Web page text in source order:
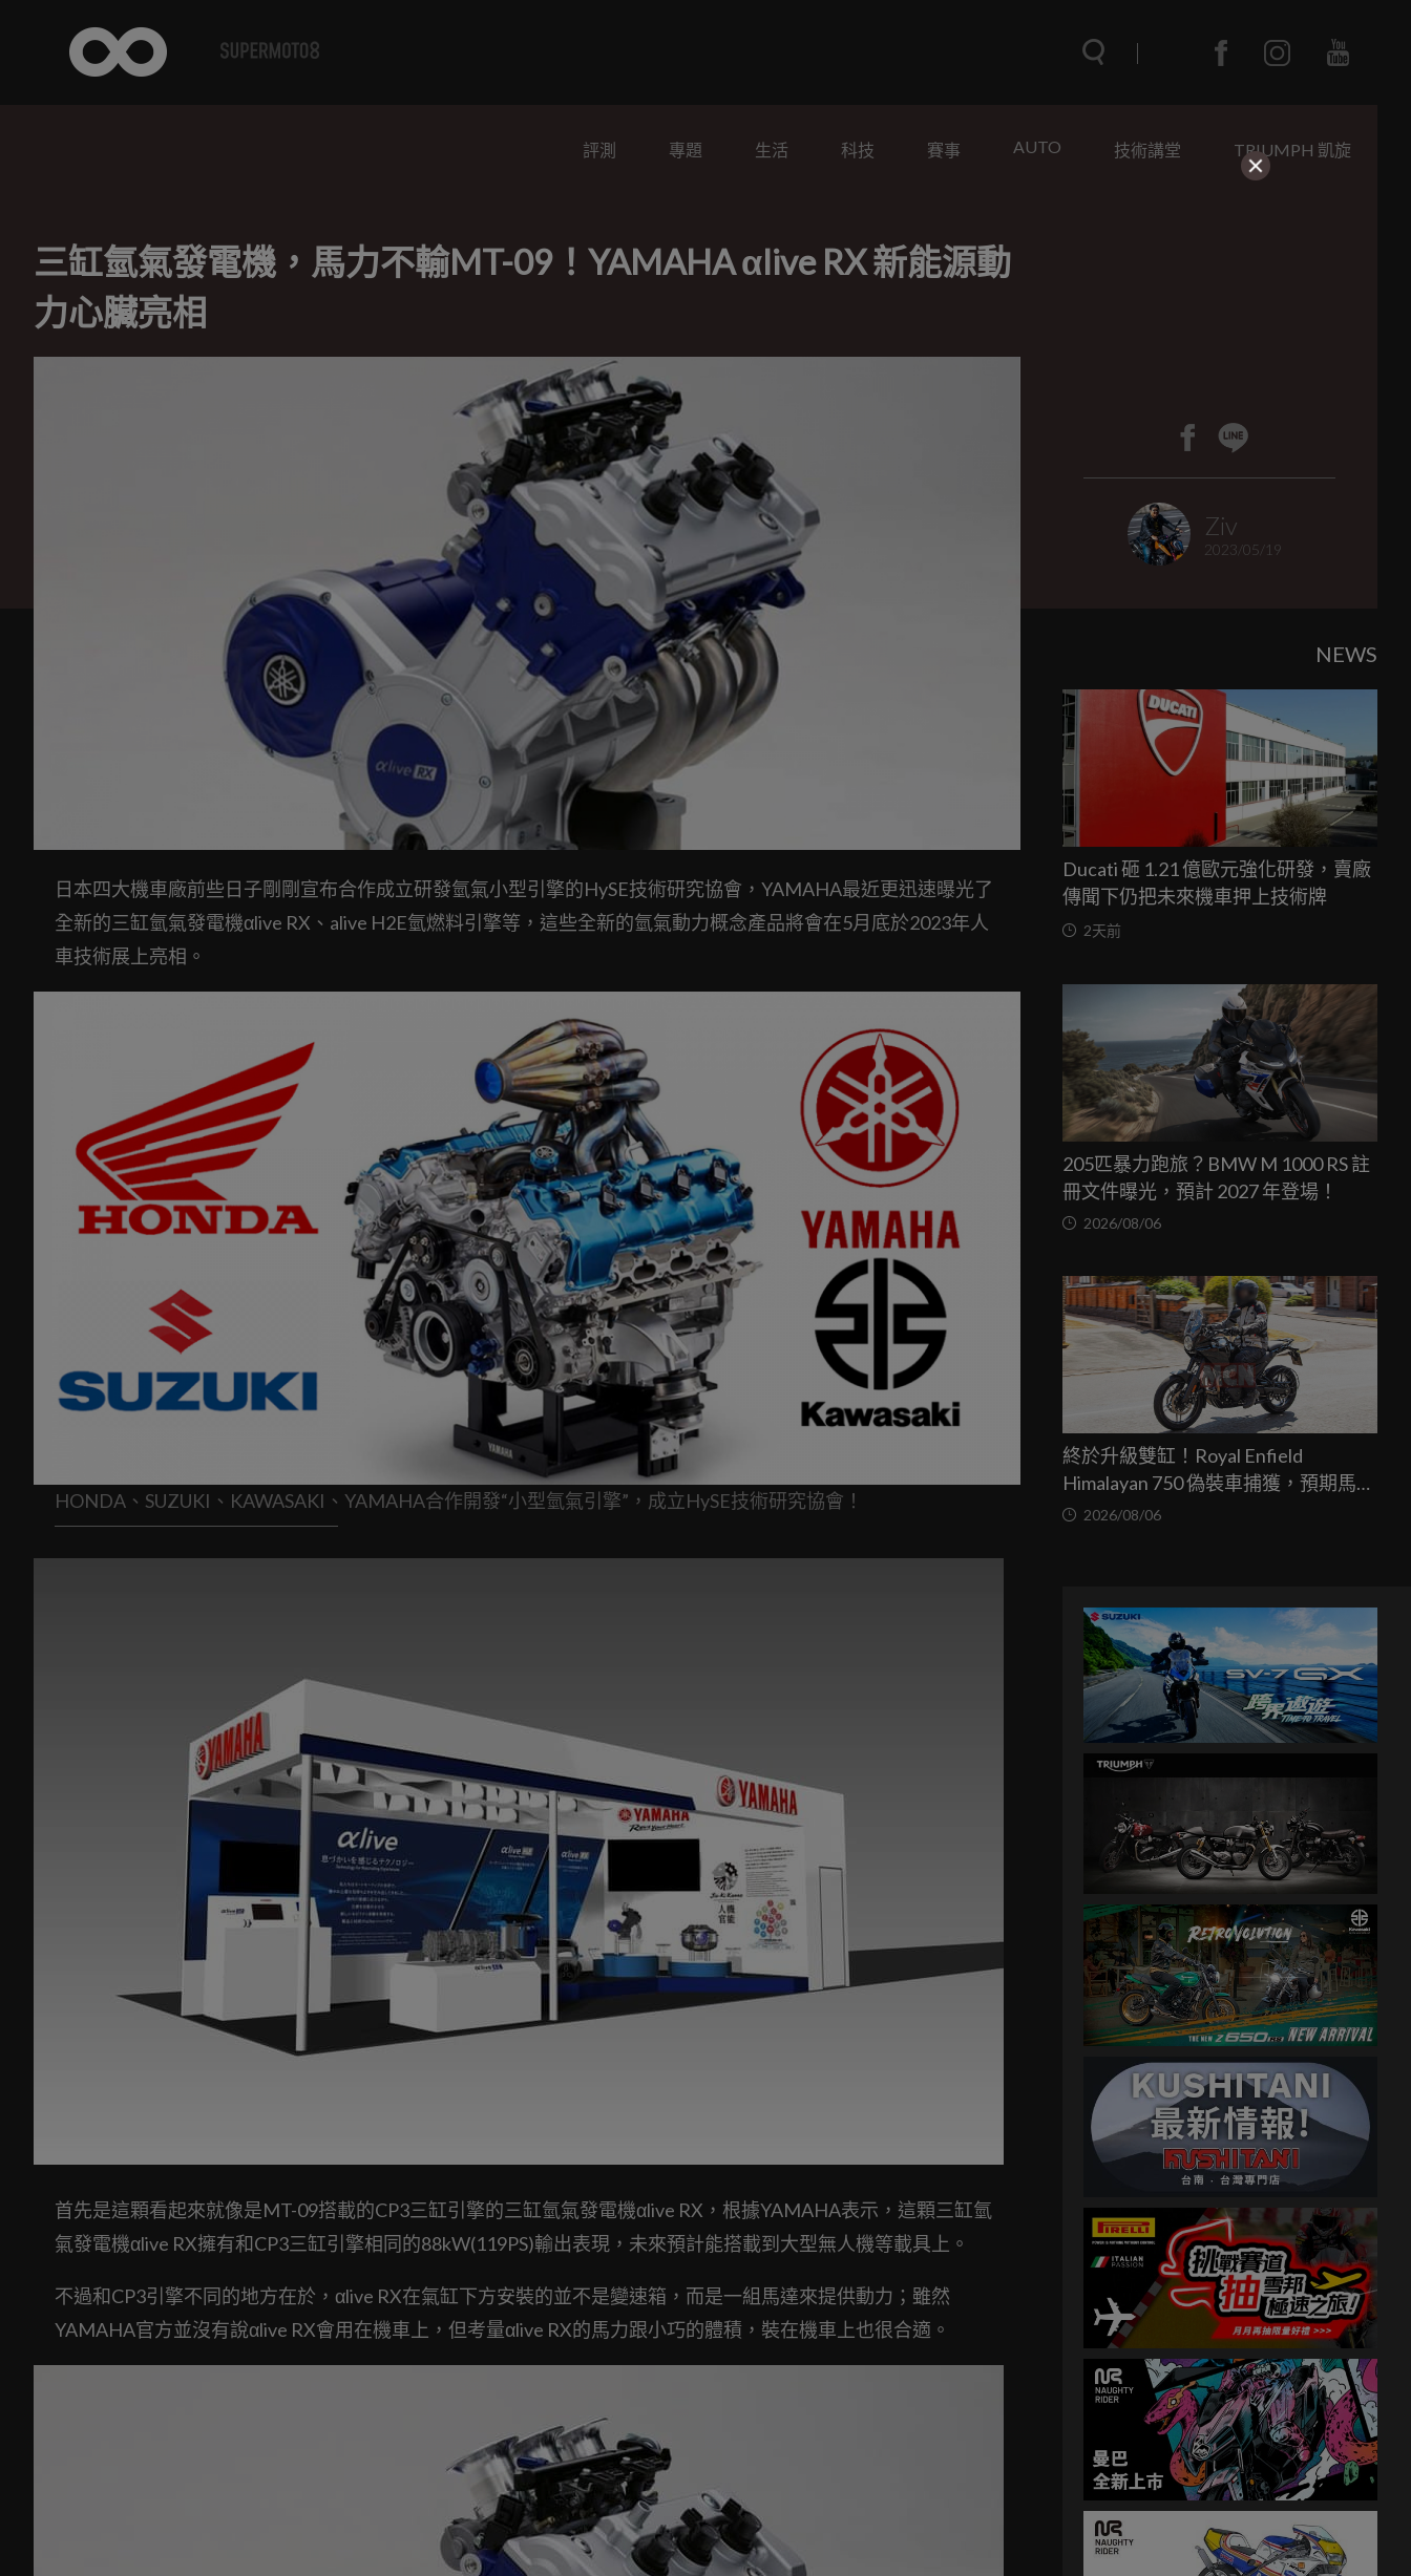
評測 專題 生活 科技 賽事 AUTO 技術講堂 TRIUMPH 凱旋
三缸氫氣發電機，馬力不輸MT-09！YAMAHA αlive RX 新能源動
力心臟亮相
Ziv
2023/05/19
日本四大機車廠前些日子剛剛宣布合作成立研發氫氣小型引擎的HySE技術研究協會，YAMAHA最近更迅速曝光了
全新的三缸氫氣發電機αlive RX、alive H2E氫燃料引擎等，這些全新的氫氣動力概念產品將會在5月底於2023年人
車技術展上亮相。
HONDA、SUZUKI、KAWASAKI、YAMAHA合作開發“小型氫氣引擎”，成立HySE技術研究協會！
首先是這顆看起來就像是MT-09搭載的CP3三缸引擎的三缸氫氣發電機αlive RX，根據YAMAHA表示，這顆三缸氫
氣發電機αlive RX擁有和CP3三缸引擎相同的88kW(119PS)輸出表現，未來預計能搭載到大型無人機等載具上。
不過和CP3引擎不同的地方在於，αlive RX在氣缸下方安裝的並不是變速箱，而是一組馬達來提供動力；雖然
YAMAHA官方並沒有說αlive RX會用在機車上，但考量αlive RX的馬力跟小巧的體積，裝在機車上也很合適。
NEWS
Ducati 砸 1.21 億歐元強化研發，賣廠
傳聞下仍把未來機車押上技術牌
2天前
205匹暴力跑旅？BMW M 1000 RS 註
冊文件曝光，預計 2027 年登場！
2026/08/06
終於升級雙缸！Royal Enfield
Himalayan 750 偽裝車捕獲，預期馬力
突破67匹，最快米蘭車展亮相
2026/08/06